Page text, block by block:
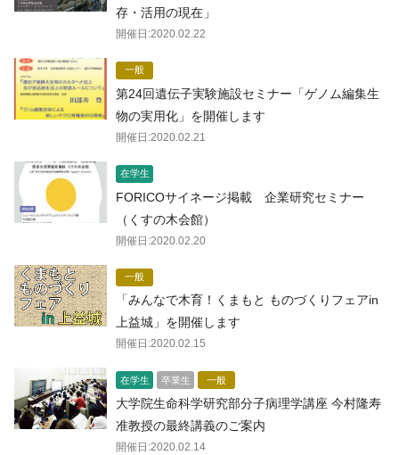
存・活用の現在」
開催日:2020.02.22
一般
第24回遺伝子実験施設セミナー「ゲノム編集生
物の実用化」を開催します
開催日:2020.02.21
在学生
FORICOサイネージ掲載 企業研究セミナー
（くすの木会館）
開催日:2020.02.20
一般
「みんなで木育！くまもと ものづくりフェアin
上益城」を開催します
開催日:2020.02.15
在学生 卒業生 一般
大学院生命科学研究部分子病理学講座 今村隆寿
准教授の最終講義のご案内
開催日:2020.02.14